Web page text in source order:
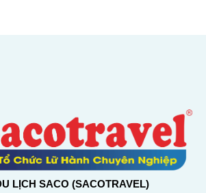
LỊCH SACO (SACOTRAVEL)